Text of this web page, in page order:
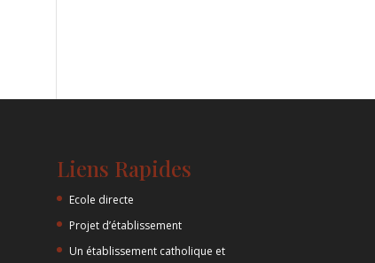
Liens Rapides
Ecole directe
Projet d’établissement
Un établissement catholique et